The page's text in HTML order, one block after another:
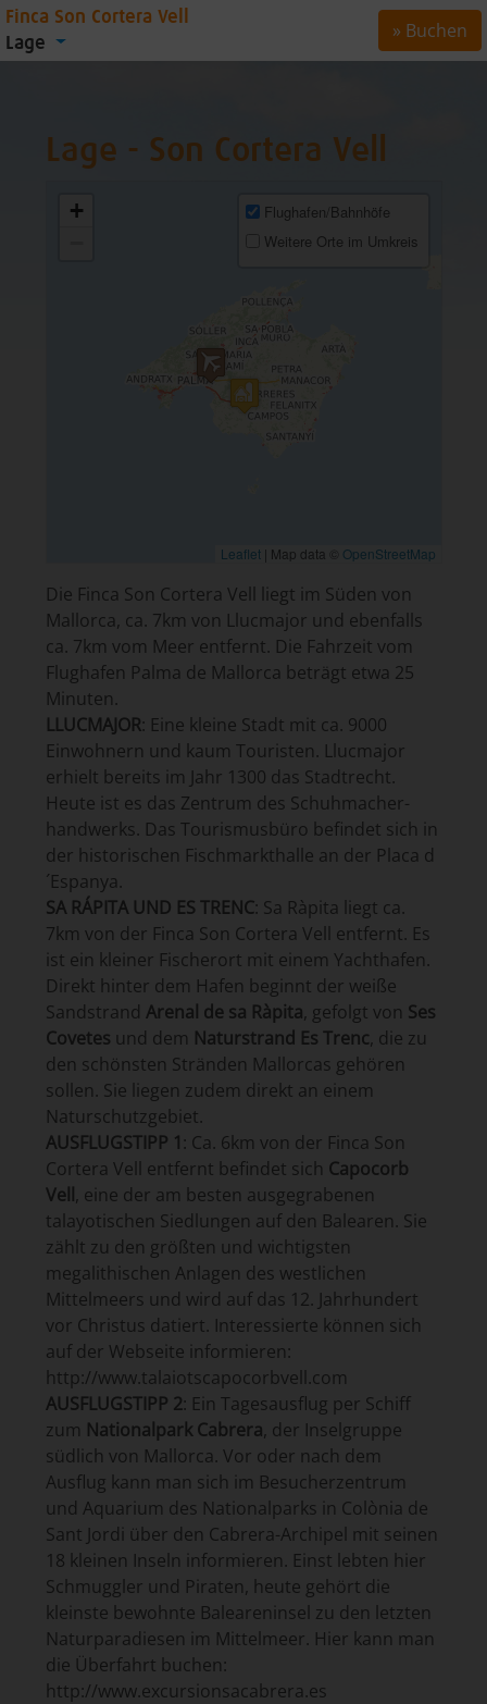
Lage - Son Cortera Vell
+
Flughafen/Bahnhöfe
Weitere Orte im Umkreis
Leaflet | Map data © OpenStreetMap
Die Finca Son Cortera Vell liegt im Süden von
Mallorca, ca. 7km von Llucmajor und ebenfalls
ca. 7km vom Meer entfernt. Die Fahrzeit vom
Flughafen Palma de Mallorca beträgt etwa 25
Minuten.
LLUCMAJOR: Eine kleine Stadt mit ca. 9000
Einwohnern und kaum Touristen. Llucmajor
erhielt bereits im Jahr 1300 das Stadtrecht.
Heute ist es das Zentrum des Schuh­macher­
handwerks. Das Tourismusbüro befindet sich in
der historischen Fischmarkthalle an der Placa d
´Espanya.
SA RÁPITA UND ES TRENC: Sa Ràpita liegt ca.
7km von der Finca Son Cortera Vell entfernt. Es
ist ein kleiner Fischerort mit einem Yachthafen.
Direkt hinter dem Hafen beginnt der weiße
Sandstrand Arenal de sa Ràpita, gefolgt von Ses
Covetes und dem Naturstrand Es Trenc, die zu
den schönsten Stränden Mallorcas gehören
sollen. Sie liegen zudem direkt an einem
Naturschutzgebiet.
AUSFLUGSTIPP 1 : Ca. 6km von der Finca Son
Cortera Vell entfernt befindet sich Capocorb
Vell , eine der am besten ausgegrabenen
talayotischen Siedlungen auf den Balearen. Sie
zählt zu den größten und wichtigsten
megalithischen Anlagen des westlichen
Mittelmeers und wird auf das 12. Jahrhundert
vor Christus datiert. Interessierte können sich
auf der Webseite informieren:
http://www.talaiotscapocorbvell.com
AUSFLUGSTIPP 2: Ein Tagesausflug per Schiff
zum Nationalpark Cabrera, der Inselgruppe
südlich von Mallorca. Vor oder nach dem
Ausflug kann man sich im Besucherzentrum
und Aquarium des Nationalparks in Colònia de
Sant Jordi über den Cabrera-Archipel mit seinen
18 kleinen Inseln informieren. Einst lebten hier
Schmuggler und Piraten, heute gehört die
kleinste bewohnte Baleareninsel zu den letzten
Naturparadiesen im Mittelmeer. Hier kann man
die Überfahrt buchen:
http://www.excursionsacabrera.es
Finca Son Cortera Vell
Lage
» Buchen